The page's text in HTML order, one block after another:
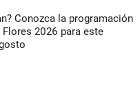
Conozca la programación
2026 para este